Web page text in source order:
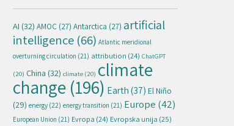
AI (32) AMOC (27) Antarctica (27) artificial
intelligence (66) Atlantic meridional
overturning circulation (21) attribution (24) ChatGPT
(20) China (32) climate (20) climate
change (196) Earth (37) El Niño
(29) energy (22) energy transition (21) Europe (42)
European Union (21) Evropa (24) Evropska unija (25)